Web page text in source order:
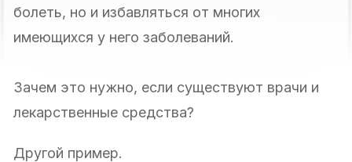
болеть, но и избавляться от многих
имеющихся у него заболеваний.
Зачем это нужно, если существуют врачи и
лекарственные средства?
Другой пример.